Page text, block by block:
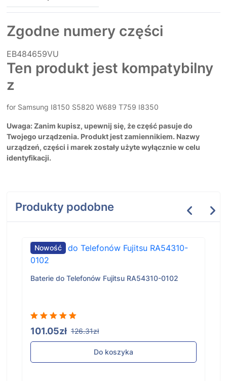
Zgodne numery części
EB484659VU
Ten produkt jest kompatybilny
z
for Samsung I8150 S5820 W689 T759 I8350
Uwaga: Zanim kupisz, upewnij się, że część pasuje do
Twojego urządzenia. Produkt jest zamiennikiem. Nazwy
urządzeń, części i marek zostały użyte wyłącznie w celu
identyfikacji.
Produkty podobne
Nowość
Baterie do Telefonów Fujitsu RA54310-0102
101.05zł 126.31zł
Do koszyka